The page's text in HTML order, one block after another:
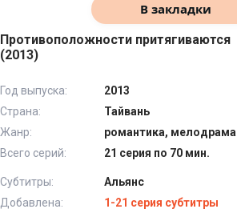
В закладки
Противоположности притягиваются
(2013)
Год выпуска:
2013
Страна:
Тайвань
Жанр:
романтика, мелодрама
Всего серий:
21 серия по 70 мин.
Субтитры:
Альянс
Добавлена:
1-21 серия субтитры